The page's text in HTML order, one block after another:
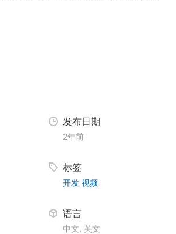
发布日期
2年前
标签
开发 视频
语言
中文, 英文